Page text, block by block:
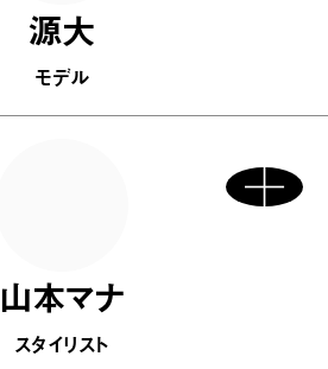
源大
モデル
山本マナ
スタイリスト